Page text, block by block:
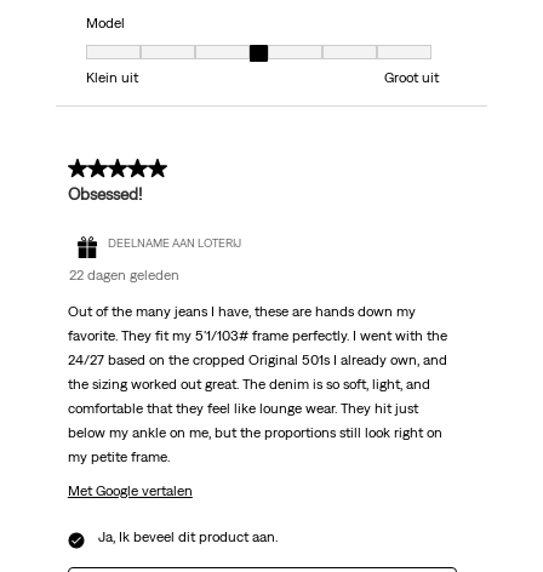
Model
Klein uit
Groot uit
5 van 5 sterren.
Obsessed!
DEELNAME AAN LOTERIJ
22 dagen geleden
Out of the many jeans I have, these are hands down my
favorite. They fit my 5'1/103# frame perfectly. I went with the
24/27 based on the cropped Original 501s I already own, and
the sizing worked out great. The denim is so soft, light, and
comfortable that they feel like lounge wear. They hit just
below my ankle on me, but the proportions still look right on
my petite frame.
Met Google vertalen
Ja, Ik beveel dit product aan.